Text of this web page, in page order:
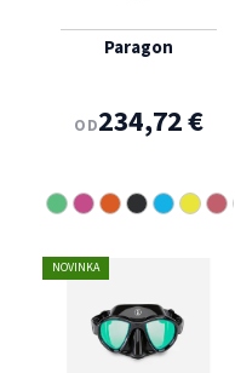
Paragon
OD234,72 €
NOVINKA